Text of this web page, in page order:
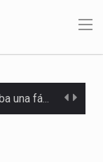
Mientras visitaba una fábrica de armamentos en San Paulo, el…